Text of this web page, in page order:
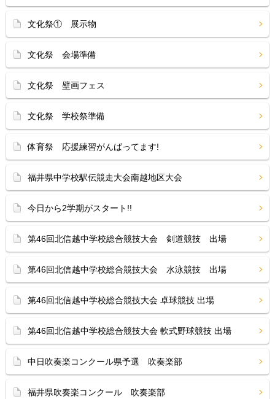
文化祭① 展示物
文化祭 会場準備
文化祭 壁画フェス
文化祭 学校祭準備
体育祭 応援練習がんばってます!
福井県中学校駅伝競走大会南越地区大会
今日から2学期がスタート!!
第46回北信越中学校総合競技大会 剣道競技 出場
第46回北信越中学校総合競技大会 水泳競技 出場
第46回北信越中学校総合競技大会 卓球競技 出場
第46回北信越中学校総合競技大会 軟式野球競技 出場
中日吹奏楽コンクール県予選 吹奏楽部
福井県吹奏楽コンクール 吹奏楽部